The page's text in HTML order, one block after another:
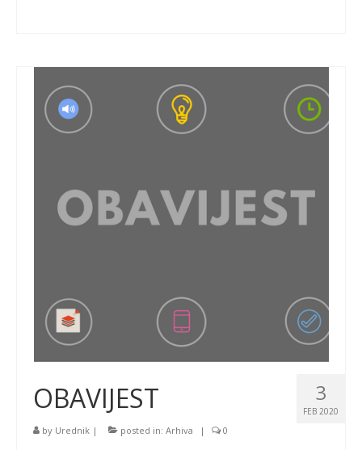
3
FEB 2020
OBAVIJEST
by Urednik | posted in: Arhiva | 0